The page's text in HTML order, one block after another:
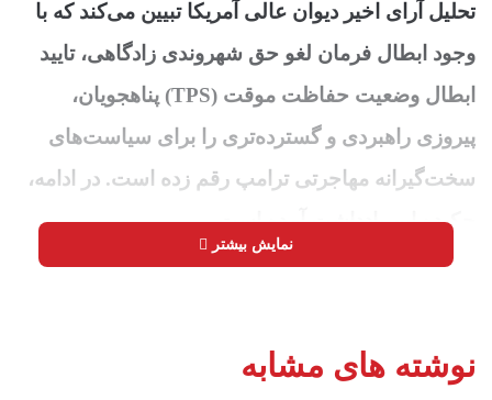
تحلیل آرای اخیر دیوان عالی آمریکا تبیین می‌کند که با
وجود ابطال فرمان لغو حق شهروندی زادگاهی، تایید
ابطال وضعیت حفاظت موقت (TPS) پناهجویان،
پیروزی راهبردی و گسترده‌تری را برای سیاست‌های
سخت‌گیرانه مهاجرتی ترامپ رقم زده است. در ادامه،
چکیده این یادداشت آمده است.
دیوان عالی ایالات متحده با صدور رایی قاطع با
اجرایی دولت مبنی بر لغو حق شهروندی زادگاهی
را ابطال کرد و ضربه محکمی به برنامه‌های اخراج
نمایش بیشتر
نوشته های مشابه